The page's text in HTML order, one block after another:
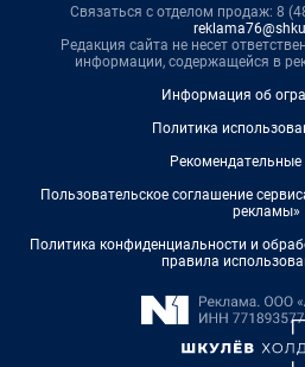
Связаться с отделом продаж: 8
Редакция сайта не несет
информации, содержащейся в
Информация об
Политика
Пользовательское соглашение
рекламы»
Политика конфиденциальности и
правила